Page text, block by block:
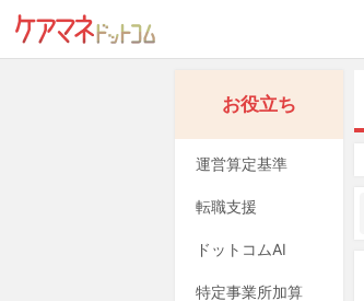
お役立ち
運営算定基準
転職支援
ドットコムAI
特定事業所加算